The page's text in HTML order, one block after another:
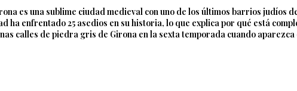
es una sublime ciudad medieval con uno de los últimos barrios judíos
ha enfrentado 25 asedios en su historia, lo que explica por qué está
calles de piedra gris de Girona en la sexta temporada cuando